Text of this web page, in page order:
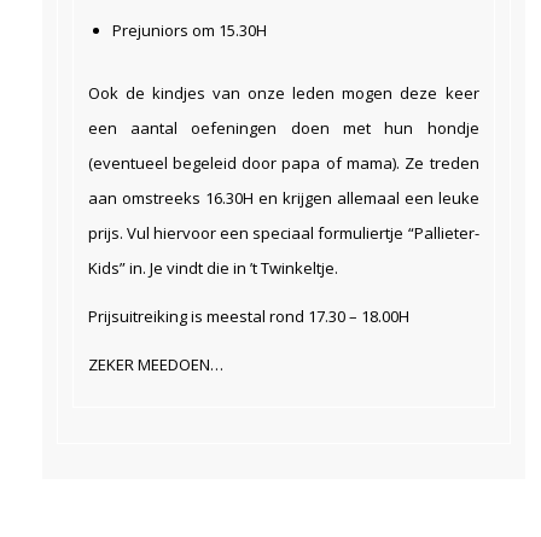
Prejuniors om 15.30H
Ook de kindjes van onze leden mogen deze keer
een aantal oefeningen doen met hun hondje
(eventueel begeleid door papa of mama). Ze treden
aan omstreeks 16.30H en krijgen allemaal een leuke
prijs. Vul hiervoor een speciaal formuliertje “Pallieter-
Kids” in. Je vindt die in ’t Twinkeltje.
Prijsuitreiking is meestal rond 17.30 – 18.00H
ZEKER MEEDOEN…